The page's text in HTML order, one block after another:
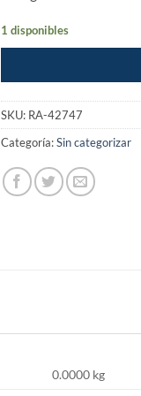
1 disponibles
SKU: RA-42747
Categoría:Sin categorizar
0.0000 kg